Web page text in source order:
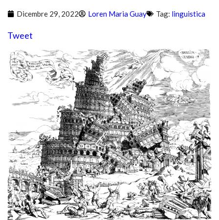
Dicembre 29, 2022 Loren Maria Guay Tag: linguistica
Tweet